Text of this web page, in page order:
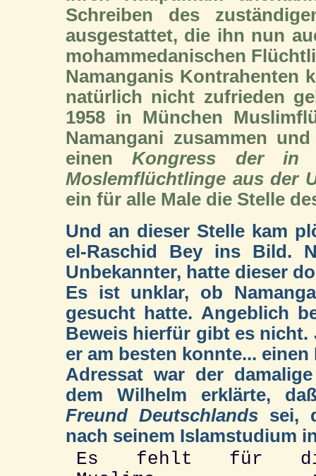
Schreiben des
ausgestattet, die ihn nun
mohammedanischen
Namanganis Kontrahenten
natürlich nicht zufrieden
1958 in München
Namangani zusammen
einen Kongress der in
Moslemflüchtlinge aus der
ein für alle Male die Stelle
Und an dieser Stelle kam
el-Raschid Bey ins Bild.
Unbekannter, hatte dieser
Es ist unklar, ob
gesucht hatte. Angeblich
Beweis hierfür gibt es nicht.
er am besten konnte...
Adressat war der
dem Wilhelm erklärte,
Freund Deutschlandssei,
nach seinem Islamstudium
Es fehlt für